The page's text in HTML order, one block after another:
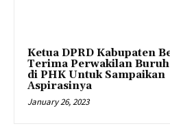
Ketua DPRD Kabupaten
Terima Perwakilan
di PHK Untuk Sampaikan
Aspirasinya
January 26, 2023